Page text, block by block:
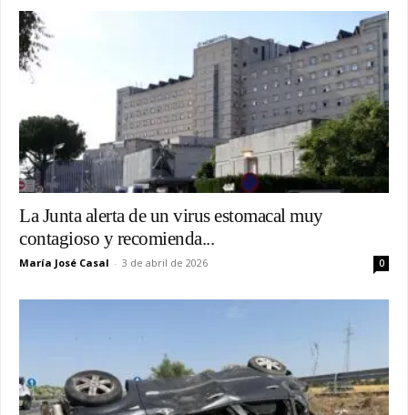
La Junta alerta de un virus estomacal muy
contagioso y recomienda...
María José Casal - 3 de abril de 2026 0